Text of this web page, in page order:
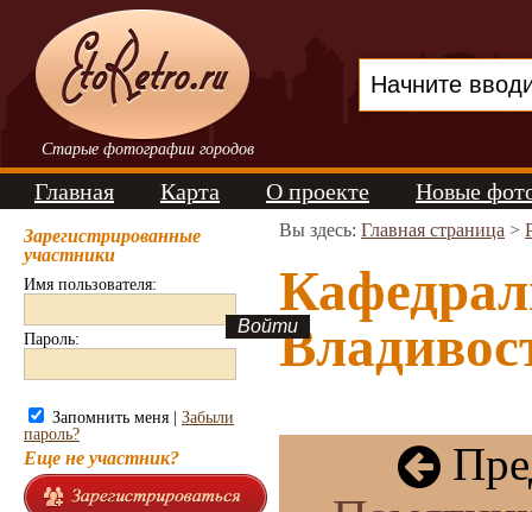
Старые фотографии городов
Главная Карта О проекте Новые
Зарегистрированные
участники
Имя пользователя:
Пароль:
Запомнить меня | Забыли
пароль?
Еще не участник?
Вы здесь: Главная страница >